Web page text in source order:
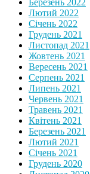
Березень 2022
Лютий 2022
Січень 2022
Грудень 2021
Листопад 2021
Жовтень 2021
Вересень 2021
Серпень 2021
Липень 2021
Червень 2021
Травень 2021
Квітень 2021
Березень 2021
Лютий 2021
Січень 2021
Грудень 2020